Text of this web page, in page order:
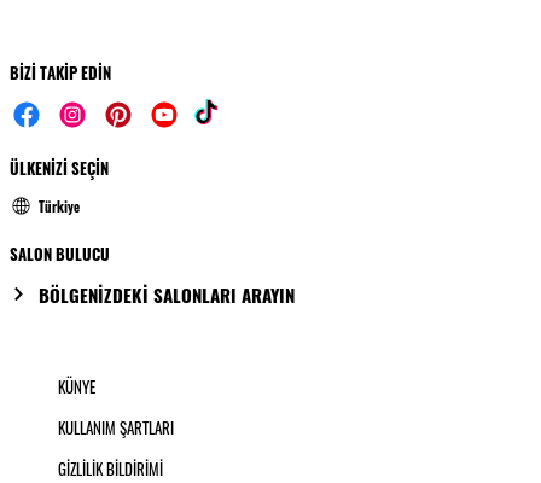
BİZİ TAKİP EDİN
ÜLKENİZİ SEÇİN
Türkiye
SALON BULUCU
BÖLGENİZDEKİ SALONLARI ARAYIN
KÜNYE
KULLANIM ŞARTLARI
GİZLİLİK BİLDİRİMİ